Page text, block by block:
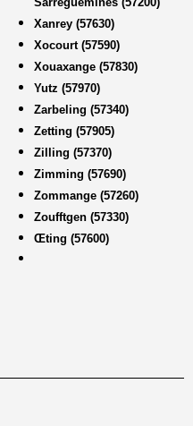
Xanrey (57630)
Xocourt (57590)
Xouaxange (57830)
Yutz (57970)
Zarbeling (57340)
Zetting (57905)
Zilling (57370)
Zimming (57690)
Zommange (57260)
Zoufftgen (57330)
Œting (57600)